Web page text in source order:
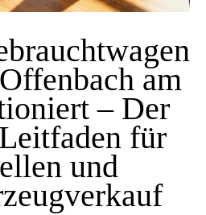
am
– Der
für
und